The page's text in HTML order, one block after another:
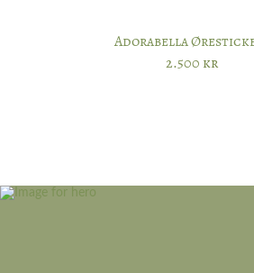
Adorabella
2.500 kr